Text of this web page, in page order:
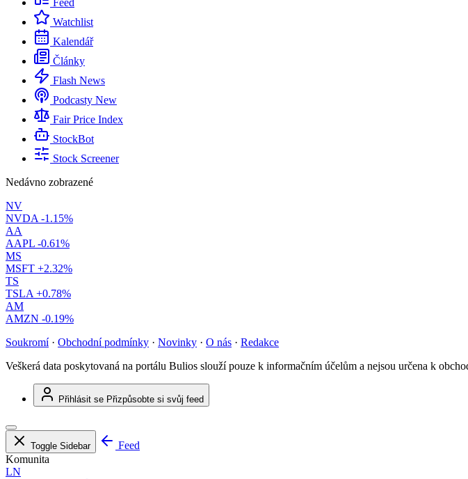
Feed
Watchlist
Kalendář
Články
Flash News
Podcasty New
Fair Price Index
StockBot
Stock Screener
Nedávno zobrazené
NV
NVDA -1.15%
AA
AAPL -0.61%
MS
MSFT +2.32%
TS
TSLA +0.78%
AM
AMZN -0.19%
Soukromí · Obchodní podmínky · Novinky · O nás · Redakce
Veškerá data poskytovaná na portálu Bulios slouží pouze k informačním účelům a nejsou určena k
Přihlásit se Přizpůsobte si svůj feed
Toggle Sidebar
Feed
Komunita
LN